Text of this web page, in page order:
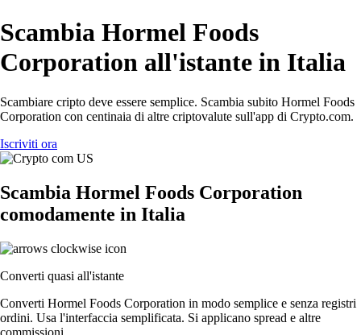
Scambia Hormel Foods
Corporation all'istante in Italia
Scambiare cripto deve essere semplice. Scambia subito Hormel Foods
Corporation con centinaia di altre criptovalute sull'app di Crypto.com.
Iscriviti ora
Scambia Hormel Foods Corporation
comodamente in Italia
Converti quasi all'istante
Converti Hormel Foods Corporation in modo semplice e senza registri
ordini. Usa l'interfaccia semplificata. Si applicano spread e altre
commissioni.